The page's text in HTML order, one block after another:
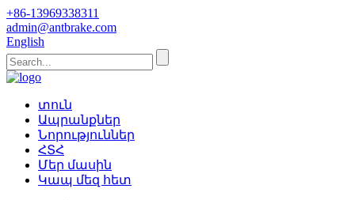
+86-13969338311
admin@antbrake.com
English
տուն
Ապրանքներ
Նորություններ
ՀՏՀ
Մեր մասին
Կապ մեզ հետ